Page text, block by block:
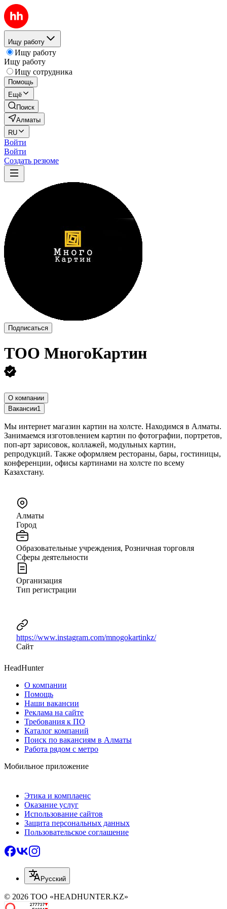
Ищу работу
Ищу работу
Ищу работу
Ищу сотрудника
Помощь
Ещё
Поиск
Алматы
RU
Войти
Войти
Создать резюме
Подписаться
ТОО МногоКартин
О компании
Вакансии1
Мы интернет магазин картин на холсте. Находимся в Алматы.
Занимаемся изготовлением картин по фотографии, портретов,
поп-арт зарисовок, коллажей, модульных картин,
репродукций. Также оформляем рестораны, бары, гостиницы,
конференции, офисы картинами на холсте по всему
Казахстану.
Алматы
Город
Образовательные учреждения, Розничная торговля
Сферы деятельности
Организация
Тип регистрации
https://www.instagram.com/mnogokartinkz/
Сайт
HeadHunter
О компании
Помощь
Наши вакансии
Реклама на сайте
Требования к ПО
Каталог компаний
Поиск по вакансиям в Алматы
Работа рядом с метро
Мобильное приложение
Этика и комплаенс
Оказание услуг
Использование сайтов
Защита персональных данных
Пользовательское соглашение
Русский
© 2026 ТОО «HEADHUNTER.KZ»